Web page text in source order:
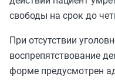
свободы на срок до
При отсутствии
воспрепятствование
форме предусмотрен